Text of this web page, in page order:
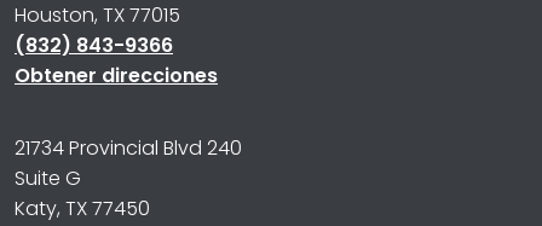
Houston, TX 77015
(832) 843-9366
Obtener direcciones
21734 Provincial Blvd 240
Suite G
Katy, TX 77450